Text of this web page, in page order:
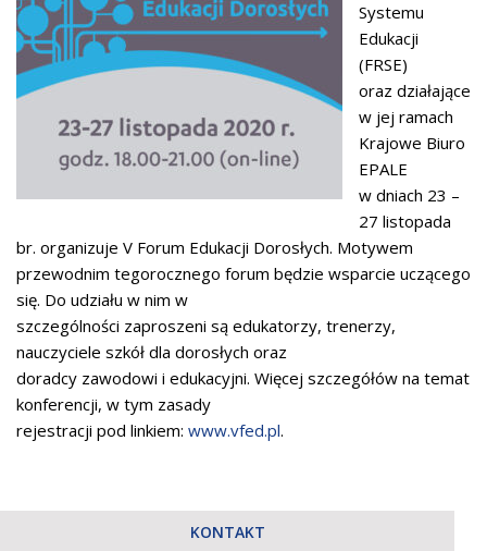
Systemu
Edukacji
(FRSE)
oraz działające
w jej ramach
Krajowe Biuro
EPALE
w dniach 23 –
27 listopada
br. organizuje V Forum Edukacji Dorosłych. Motywem
przewodnim tegorocznego forum będzie wsparcie uczącego
się. Do udziału w nim w
szczególności zaproszeni są edukatorzy, trenerzy,
nauczyciele szkół dla dorosłych oraz
doradcy zawodowi i edukacyjni. Więcej szczegółów na temat
konferencji, w tym zasady
rejestracji pod linkiem: www.vfed.pl.
KONTAKT